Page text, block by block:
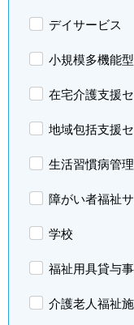
デイサービス
小規模多機能
在宅介護支援
地域包括支援
生活習慣病管
障がい者福祉
学校
福祉用具貸与
介護老人福祉